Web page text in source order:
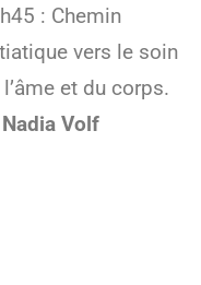
: Chemin
vers le soin
l’âme et du corps.
Nadia Volf